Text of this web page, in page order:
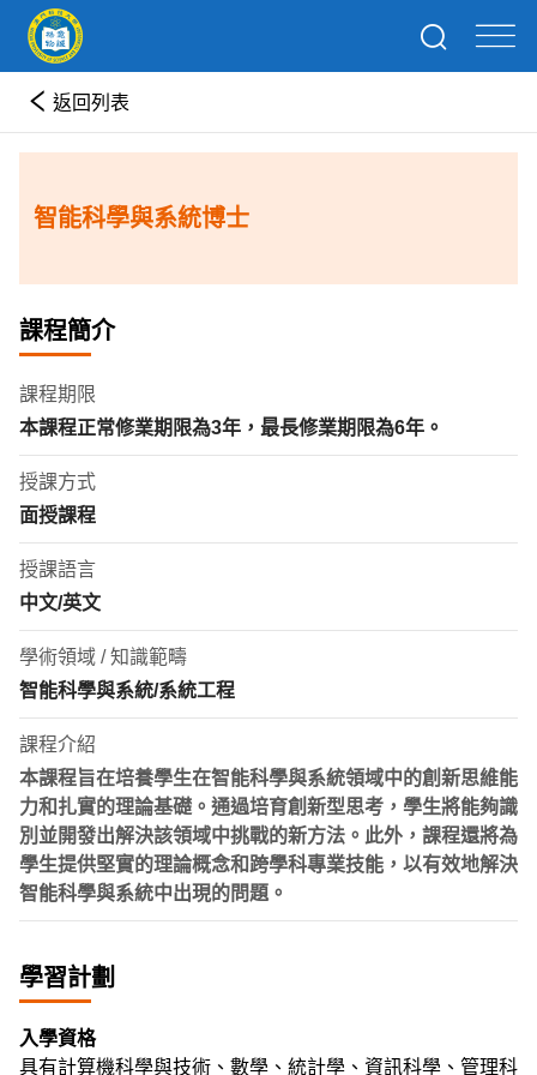
返回列表
智能科學與系統博士
課程簡介
課程期限
本課程正常修業期限為3年 ，最長修業期限為6年。
授課方式
面授課程
授課語言
中文/英文
學術領域 / 知識範疇
智能科學與系統/系統工程
課程介紹
本課程旨在培養學生在智能科學與系統領域中的創新思維能
力和扎實的理論基礎。通過培育創新型思考，學生將能夠識
別並開發出解決該領域中挑戰的新方法。此外，課程還將為
學生提供堅實的理論概念和跨學科專業技能，以有效地解決
智能科學與系統中出現的問題。
學習計劃
入學資格
具有計算機科學與技術、數學、統計學、資訊科學、管理科